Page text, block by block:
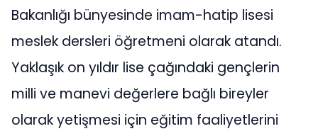
Bakanlığı bünyesinde imam-hatip lisesi
meslek dersleri öğretmeni olarak atandı.
Yaklaşık on yıldır lise çağındaki gençlerin
milli ve manevi değerlere bağlı bireyler
olarak yetişmesi için eğitim faaliyetlerini